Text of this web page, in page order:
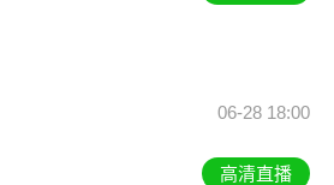
06-28 18:00
高清直播